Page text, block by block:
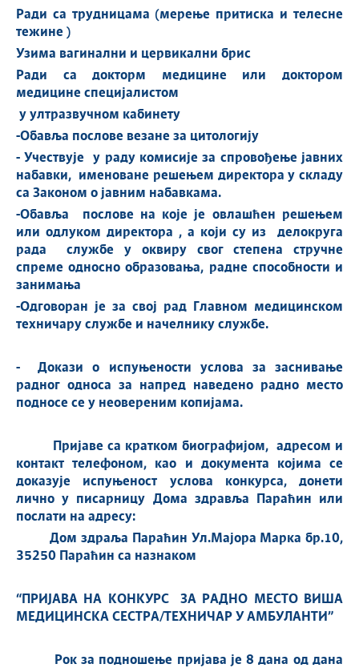
Ради са трудницама (мерење притиска и телесне
тежине )
Узима вагинални и цервикални брис
Ради садокторм медицине или доктором
медицине специјалистом
у ултразвучном кабинету
-Обавља послове везане за цитологију
- Учествује у раду комисије за спровођење јавних
набавки, именоване решењем директора у складу
са Законом о јавним набавкама.
-Обавља послове на које је овлашћен решењем
или одлуком директора , а који су из
делокруга
рада службе у оквиру свог степена стручне
спреме односно образовања, радне способности и
занимања
-Одговоран је за свој рад
Главном медицинском
техничару службе и начелнику службе.
- Докази о испуњености услова за заснивање
радног односа за напред наведено радно место
подносе се у неовереним копијама.
Пријаве са кратком биографијом, адресом и
контакт телефоном, као и документа којима се
доказује испуњеност услова конкурса, донети
лично у писарницу Дома здравља Параћин или
послати на адресу:
Дом здраља Параћин Ул.Мајора Марка бр.10,
35250 Параћин са назнаком
“ПРИЈАВА НА КОНКУРС ЗА РАДНО МЕСТО ВИША
МЕДИЦИНСКА СЕСТРА/ТЕХНИЧАР У АМБУЛАНТИ”
Рок за подношење пријава је 8 дана од дана